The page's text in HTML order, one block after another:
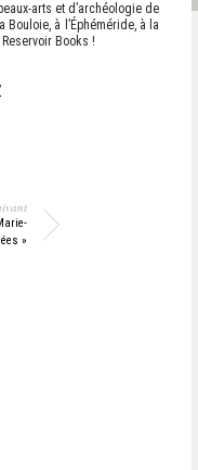
arts et d’archéologie de
Bouloie, à l’Éphéméride, à la
Books !
»